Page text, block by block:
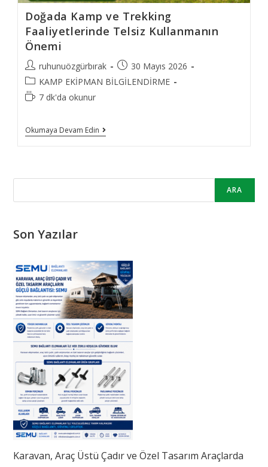
Doğada Kamp ve Trekking
Faaliyetlerinde Telsiz Kullanmanın
Önemi
Post
author:
ruhunuözgürbırak
Post
published:
30 Mayıs 2026
Post
category:
KAMP EKİPMAN BİLGİLENDİRME
Reading7 dk'da okunur
Okumaya Devam Edin Doğada
Kamp
Telsiz
ARA
Son Yazılar
Karavan, Araç Üstü Çadır ve Özel Tasarım Araçlarda